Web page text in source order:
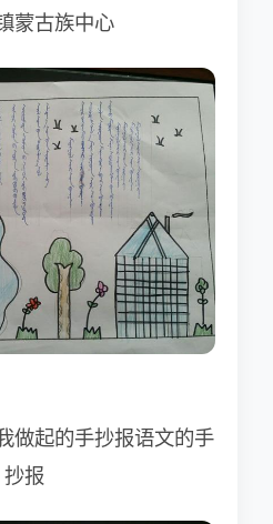
蒙古族中心
做起的手抄报语文的手
抄报